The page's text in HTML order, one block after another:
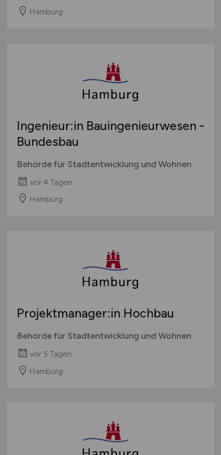
Hamburg
Ingenieur:in Bauingenieurwesen -
Bundesbau
Behörde für Stadtentwicklung und Wohnen
vor 4 Tagen
Hamburg
Projektmanager:in Hochbau
Behörde für Stadtentwicklung und Wohnen
vor 5 Tagen
Hamburg